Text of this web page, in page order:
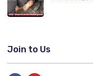
Join to Us